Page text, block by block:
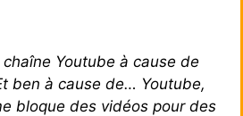
Youtube à cause de
ben à cause de… Youtube,
bloque des vidéos pour des